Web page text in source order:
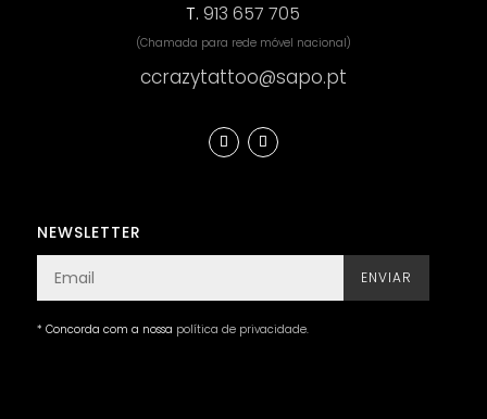
T.913 657 705
(Chamada para rede móvel nacional)
ccrazytattoo@sapo.pt
NEWSLETTER
ENVIAR
* Concorda com a nossa política de privacidade.